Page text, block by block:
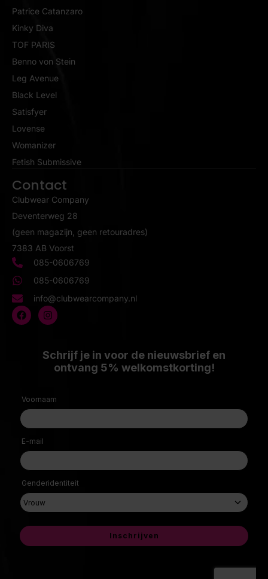
Patrice Catanzaro
Kinky Diva
TOF PARIS
Benno von Stein
Leg Avenue
Black Level
Satisfyer
Lovense
Womanizer
Fetish Submissive
Contact
Clubwear Company
Deventerweg 28
(geen magazijn, geen retouradres)
7383 AB Voorst
085-0606769
085-0606769
info@clubwearcompany.nl